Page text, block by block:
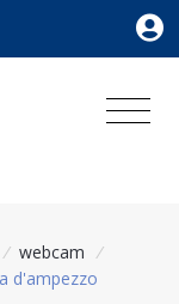
/ webcam /
d'ampezzo